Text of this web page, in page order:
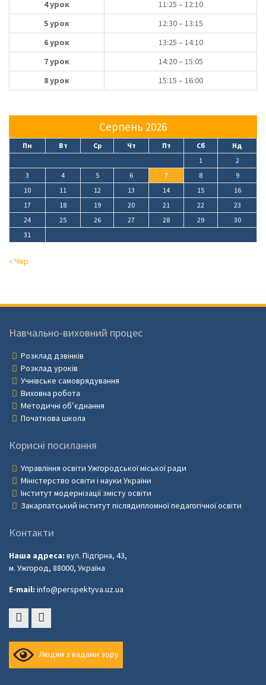
4 урок
11:25 – 12:10
5 урок
12:30 – 13:15
6 урок
13:25 – 14:10
7 урок
14:20 – 15:05
8 урок
15:15 – 16:00
Серпень 2026
Пн Вт Ср Чт Пт Сб
Нд
1
2
3
4 5 6 7 8
9
10
11 12 13 14 15
16
17
18 19 20 21 22
23
24
25 26 27 28 29
30
31
« Чер
Навчально-виховний процес
Розклад дзвінків
Розклад уроків
Учнівське самоврядування
Виховна робота
Методичні об’єднання
Початкова школа
Корисні посилання
Управління освіти Ужгородської міської ради
Міністерство освіти і науки України
Інститут модернізації змісту освіти
Закарпатський інститут післядипломної педагогічної освіти
Контакти
Наша адреса: вул. Підгірна, 43,
м. Ужгород, 88000, Україна
E-mail: info@perspektyva.uz.ua
Людям з вадами зору